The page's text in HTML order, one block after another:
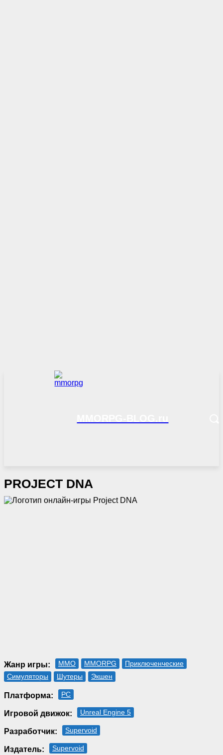
PROJECT DNA
Жанр игры: MMO MMORPG
Приключенческие
Симуляторы
Шутеры Экшен
Платформа: PC
Игровой движок: Unreal Engine 5
Разработчик: Supervoid
Издатель: Supervoid